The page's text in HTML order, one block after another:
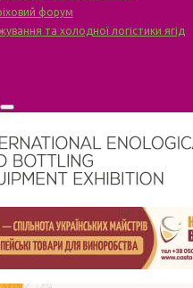
форум
та холодної логістики ягід